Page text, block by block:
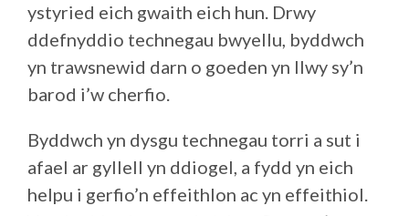
ystyried eich gwaith eich hun. Drwy
ddefnyddio technegau bwyellu, byddwch
yn trawsnewid darn o goeden yn llwy sy’n
barod i’w cherfio.
Byddwch yn dysgu technegau torri a sut i
afael ar gyllell yn ddiogel, a fydd yn eich
helpu i gerfio’n effeithlon ac yn effeithiol.